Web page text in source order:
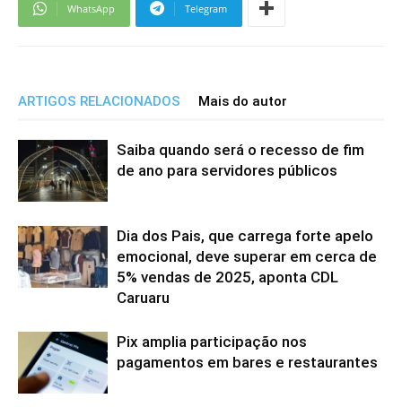
WhatsApp Telegram
ARTIGOS RELACIONADOS Mais do autor
Saiba quando será o recesso de fim
de ano para servidores públicos
Dia dos Pais, que carrega forte apelo
emocional, deve superar em cerca de
5% vendas de 2025, aponta CDL
Caruaru
Pix amplia participação nos
pagamentos em bares e restaurantes